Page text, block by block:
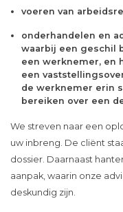
voeren van
onderhandelen en
waarbij een geschil
een werknemer, en
een
de werknemer erin
bereiken over een
We streven naar een
uw inbreng. De cliënt
dossier. Daarnaast
aanpak, waarin onze
deskundig zijn.